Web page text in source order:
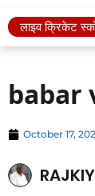
लाइव क्रिकेट
babar
October 17,